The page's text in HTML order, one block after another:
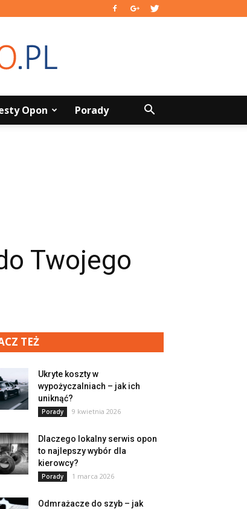
Opon Porady
Twojego
TEŻ
Ukryte koszty w
wypożyczalniach – jak ich
uniknąć?
Porady 9 kwietnia 2026
Dlaczego lokalny serwis opon
to najlepszy wybór dla
kierowcy?
Porady 1 marca 2026
Odmrażacze do szyb – jak